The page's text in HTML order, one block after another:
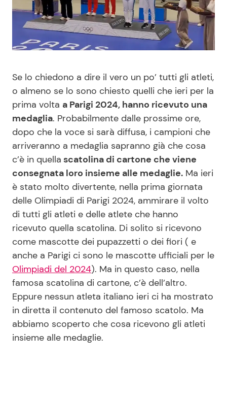
Moda e Style
Mondo Mamma
News benessere
Salute
Viaggi e Turismo
Festività
Dolci
Le Ricette in TV
Primi Piatti
Ricette Facili e Veloci
Ricette Feste
Ricette per Bambini
Seguici
Info
Chi siamo
Disclaimer e Privacy
Redazione
Se lo chiedono a dire il vero un po’ tutti gli atleti,
o almeno se lo sono chiesto quelli che ieri per la
prima volta a Parigi 2024, hanno ricevuto una
medaglia. Probabilmente dalle prossime ore,
dopo che la voce si sarà diffusa, i campioni che
arriveranno a medaglia sapranno già che cosa
c’è in quella scatolina di cartone che viene
consegnata loro insieme alle medaglie. Ma ieri
è stato molto divertente, nella prima giornata
delle Olimpiadi di Parigi 2024, ammirare il volto
di tutti gli atleti e delle atlete che hanno
ricevuto quella scatolina. Di solito si ricevono
come mascotte dei pupazzetti o dei fiori ( e
anche a Parigi ci sono le mascotte ufficiali per le
Olimpiadi del 2024). Ma in questo caso, nella
famosa scatolina di cartone, c’è dell’altro.
Eppure nessun atleta italiano ieri ci ha mostrato
in diretta il contenuto del famoso scatolo. Ma
abbiamo scoperto che cosa ricevono gli atleti
insieme alle medaglie.